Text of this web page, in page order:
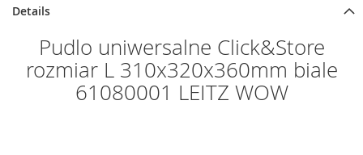
Details
Pudlo uniwersalne Click&Store
rozmiar L 310x320x360mm biale
61080001 LEITZ WOW